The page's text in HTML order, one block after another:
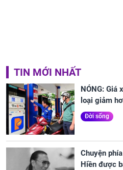
TIN MỚI NHẤT
NÓNG: Giá
loại giảm
Đời sống
Chuyện
Hiền được